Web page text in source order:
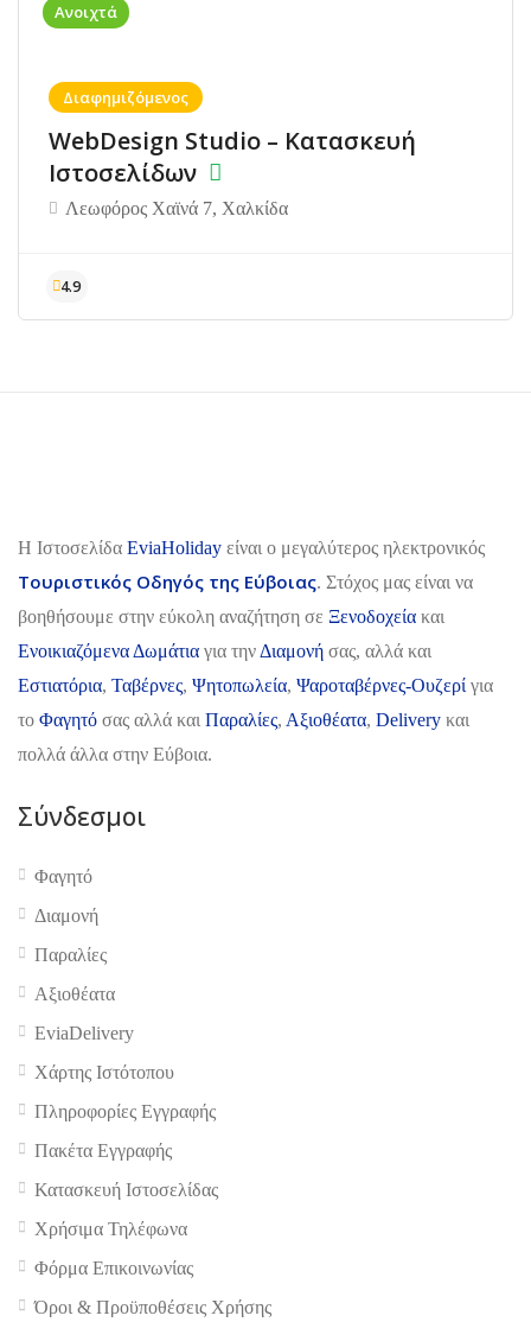
Ανοιχτά
Διαφημιζόμενος
WebDesign Studio – Κατασκευή
Ιστοσελίδων
Λεωφόρος Χαϊνά 7, Χαλκίδα
H Ιστοσελίδα EviaHoliday είναι ο μεγαλύτερος ηλεκτρονικός
Τουριστικός Οδηγός της Εύβοιας. Στόχος μας είναι να
βοηθήσουμε στην εύκολη αναζήτηση σε Ξενοδοχεία και
Ενοικιαζόμενα Δωμάτια για την Διαμονή σας, αλλά και
Εστιατόρια, Ταβέρνες, Ψητοπωλεία, Ψαροταβέρνες-Ουζερί για
το Φαγητό σας αλλά και Παραλίες, Αξιοθέατα, Delivery και
πολλά άλλα στην Εύβοια.
Σύνδεσμοι
Φαγητό
Διαμονή
Παραλίες
Αξιοθέατα
EviaDelivery
Χάρτης Ιστότοπου
Πληροφορίες Εγγραφής
Πακέτα Εγγραφής
Κατασκευή Ιστοσελίδας
Χρήσιμα Τηλέφωνα
Φόρμα Επικοινωνίας
Όροι & Προϋποθέσεις Xρήσης